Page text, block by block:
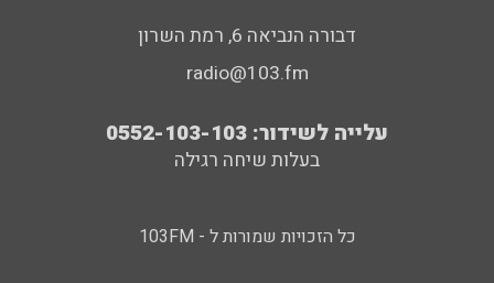
דבורה הנביאה 6, רמת השרון
radio@103.fm
עלייה לשידור: 0552-103-103
בעלות שיחה רגילה
כל הזכויות שמורות ל - 103FM